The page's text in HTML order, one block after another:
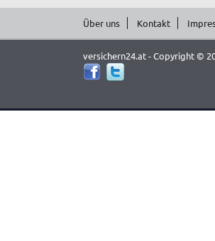
Über uns Kontakt
versichern24.at - Copyright ©